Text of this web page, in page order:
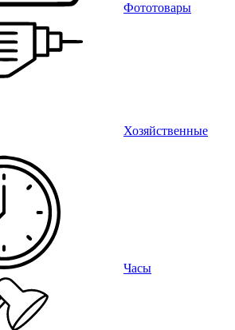
Фототовары
Хозяйственные
Часы